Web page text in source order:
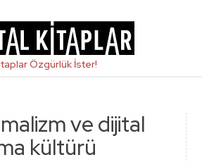
ve dijital
kültürü